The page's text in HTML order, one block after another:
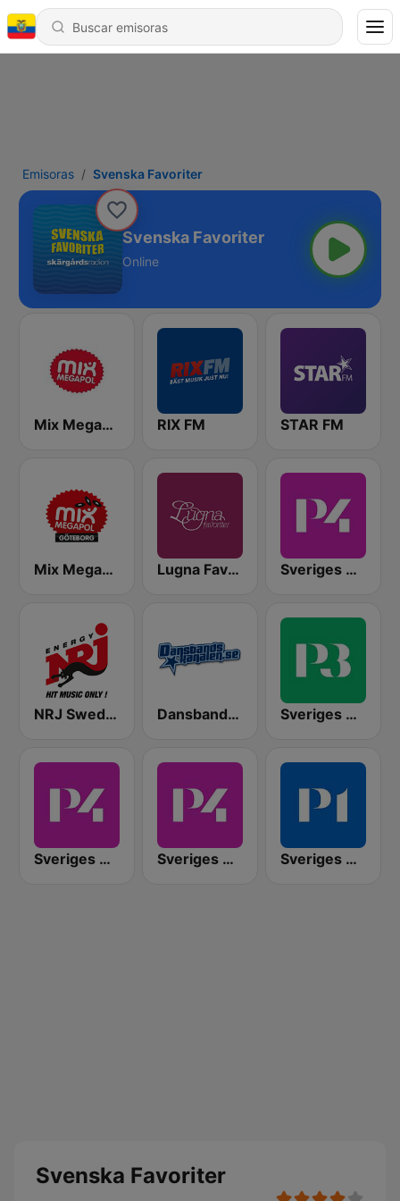
Emisoras Svenska Favoriter
Svenska Favoriter
Online
Mix Megapol RIX FM STAR FM
Mix Megapol Göteborg Lugna Favoriter Sveriges Radio P4 Stockholm
NRJ Sweden Dansbandskanalen Sveriges Radio P3
Sveriges Radio P4 Göteborg Sveriges Radio P4 Malmöhus Sveriges Radio P1
Svenska Favoriter